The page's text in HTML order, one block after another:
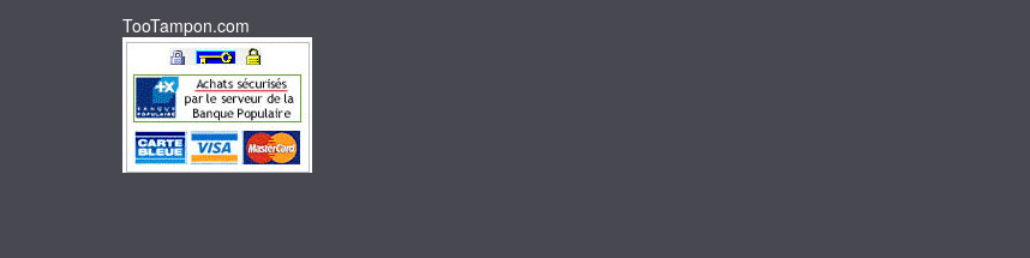
TooTampon.com